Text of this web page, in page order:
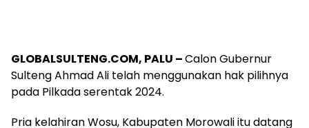
GLOBALSULTENG.COM, PALU –Calon Gubernur
Sulteng Ahmad Ali telah menggunakan hak pilihnya
pada Pilkada serentak 2024.
Pria kelahiran Wosu, Kabupaten Morowali itu datang